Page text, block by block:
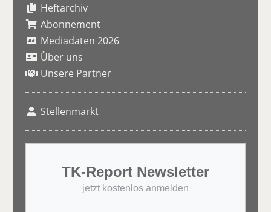
Heftarchiv
Abonnement
Mediadaten 2026
Über uns
Unsere Partner
Stellenmarkt
TK-Report Newsletter
jetzt kostenlos anmelden